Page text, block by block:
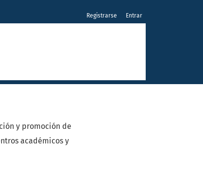
Registrarse Entrar
y promoción de
académicos y